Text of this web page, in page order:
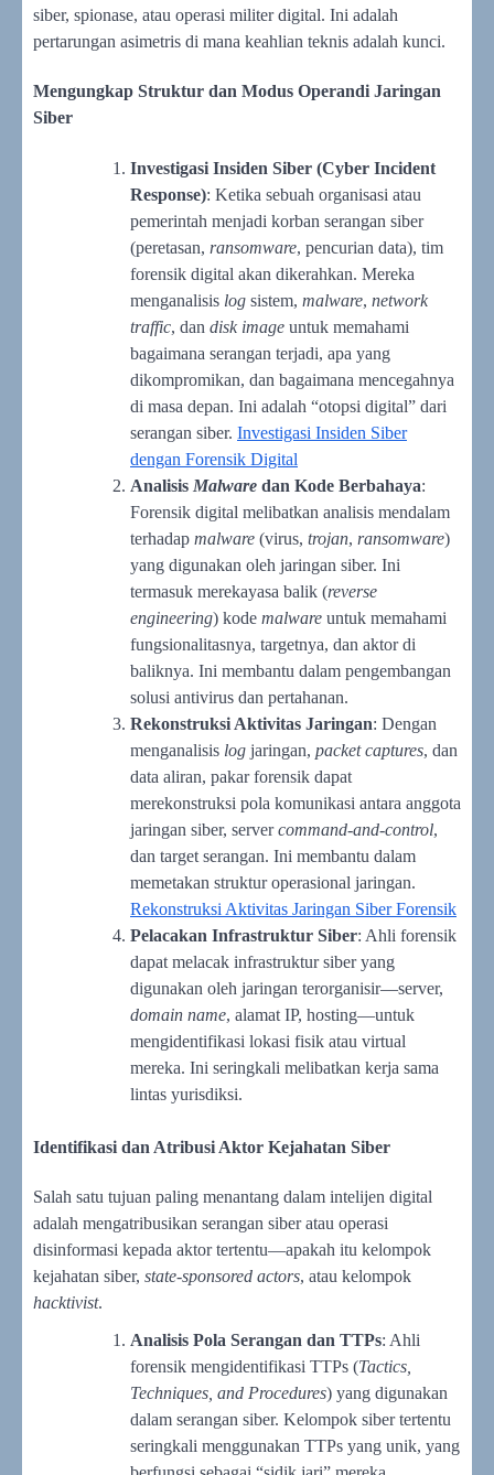
siber, spionase, atau operasi militer digital. Ini adalah
pertarungan asimetris di mana keahlian teknis adalah kunci.
Mengungkap Struktur dan Modus Operandi Jaringan
Siber
Investigasi Insiden Siber (Cyber Incident
Response): Ketika sebuah organisasi atau
pemerintah menjadi korban serangan siber
(peretasan, ransomware, pencurian data), tim
forensik digital akan dikerahkan. Mereka
menganalisis log sistem, malware, network
traffic, dan disk image untuk memahami
bagaimana serangan terjadi, apa yang
dikompromikan, dan bagaimana mencegahnya
di masa depan. Ini adalah “otopsi digital” dari
serangan siber. Investigasi Insiden Siber
dengan Forensik Digital
Analisis Malware dan Kode Berbahaya:
Forensik digital melibatkan analisis mendalam
terhadap malware (virus, trojan, ransomware)
yang digunakan oleh jaringan siber. Ini
termasuk merekayasa balik (reverse
engineering) kode malware untuk memahami
fungsionalitasnya, targetnya, dan aktor di
baliknya. Ini membantu dalam pengembangan
solusi antivirus dan pertahanan.
Rekonstruksi Aktivitas Jaringan: Dengan
menganalisis log jaringan, packet captures, dan
data aliran, pakar forensik dapat
merekonstruksi pola komunikasi antara anggota
jaringan siber, servercommand-and-control,
dan target serangan. Ini membantu dalam
memetakan struktur operasional jaringan.
Rekonstruksi Aktivitas Jaringan Siber Forensik
Pelacakan Infrastruktur Siber: Ahli forensik
dapat melacak infrastruktur siber yang
digunakan oleh jaringan terorganisir—server,
domain name, alamat IP, hosting—untuk
mengidentifikasi lokasi fisik atau virtual
mereka. Ini seringkali melibatkan kerja sama
lintas yurisdiksi.
Identifikasi dan Atribusi Aktor Kejahatan Siber
Salah satu tujuan paling menantang dalam intelijen digital
adalah mengatribusikan serangan siber atau operasi
disinformasi kepada aktor tertentu—apakah itu kelompok
kejahatan siber, state-sponsored actors, atau kelompok
hacktivist.
Analisis Pola Serangan dan TTPs: Ahli
forensik mengidentifikasi TTPs (Tactics,
Techniques, and Procedures) yang digunakan
dalam serangan siber. Kelompok siber tertentu
seringkali menggunakan TTPs yang unik, yang